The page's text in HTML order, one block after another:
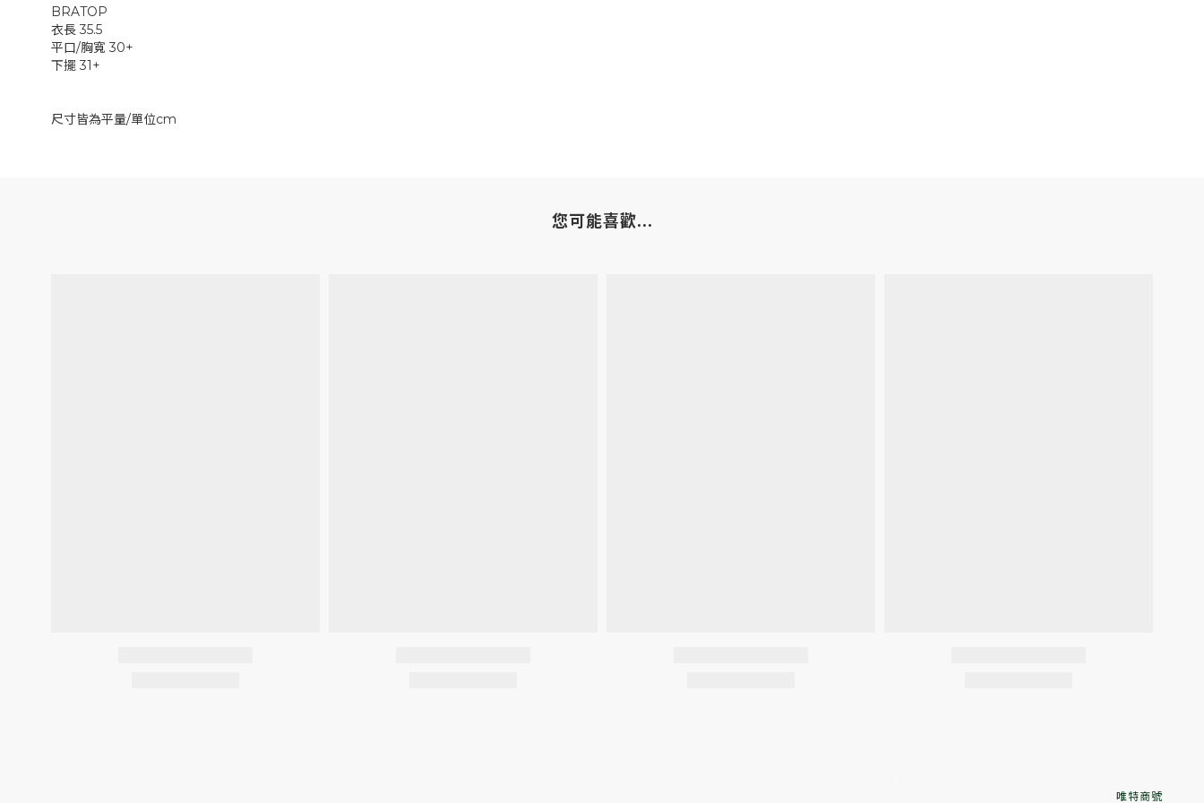
BRATOP
衣長 35.5
平口/胸寬 30+
下擺 31+
尺寸皆為平量/單位cm
您可能喜歡...
唯特商號